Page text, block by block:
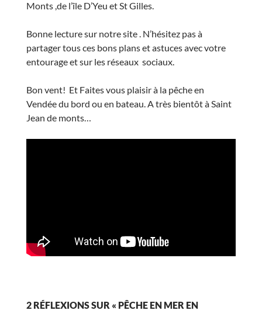
Monts ,de l’île D’Yeu et St Gilles.
Bonne lecture sur notre site . N’hésitez pas à
partager tous ces bons plans et astuces avec votre
entourage et sur les réseaux sociaux.
Bon vent! Et Faites vous plaisir à la pêche en
Vendée du bord ou en bateau. A très bientôt à Saint
Jean de monts…
2 RÉFLEXIONS SUR « PÊCHE EN MER EN